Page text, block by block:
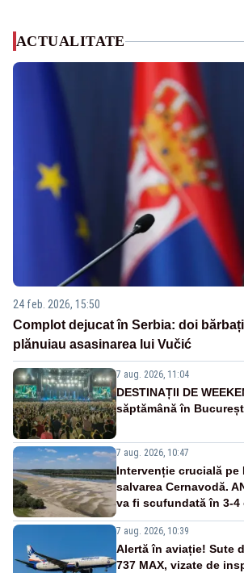
ACTUALITATE
24 feb. 2026, 15:50
Complot dejucat în Serbia: doi
plănuiau asasinarea lui Vučić
7 aug. 2026, 11:04
DESTINAȚII DE
săptămână în
7 aug. 2026, 10:47
Intervenție crucială pe
salvarea Cernavodă.
va fi scufundată în 3-4
7 aug. 2026, 10:39
Alertă în aviație! Sute
737 MAX, vizate de